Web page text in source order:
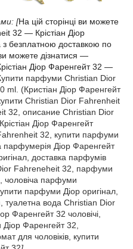
[На цій сторінці ви можете
32 — Крістіан Діор
безплатною доставкою по
ви можете дізнатися ―
Діор Фаренгейт 32 —
парфуми Christian Dior
ml. (Кристіан Діор Фаренгейт
Christian Dior Fahrenheit
32, описание Christian Dior
Діор Фаренгейт
32, купити парфуми
парфумерія Діор Фаренгейт
доставка парфумів
Fahreneheit 32, парфуми
чоловіча парфуми
парфуми Діор оригінал,
туалетна вода Christian Dior
Фаренгейт 32 чоловічі,
Діор Фаренгейт 32,
для чоловіків, купити